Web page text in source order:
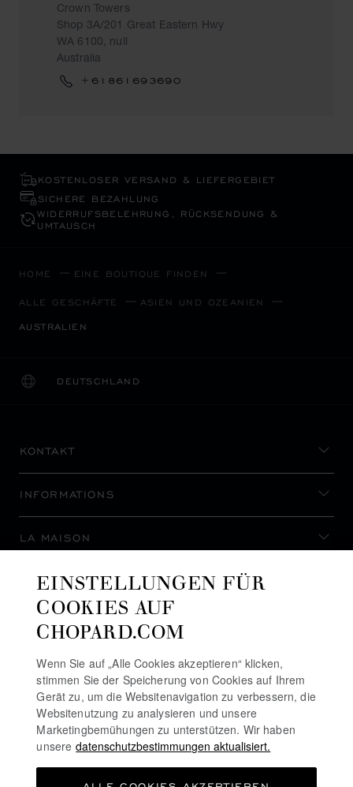
Crown Towers
Shop 3A/201 Great Eastern Hwy
WA 6100, null
Australia
+61861693690
KOSTENLOSER VERSAND & LIEFERGEBIET
SICHERE BEZAHLUNG
WIDERRUFS­BELEHRUNG, RÜCKSENDUNG &
UMTAUSCH
HOME EINE BOUTIQUE FINDEN
ALLE GESCHÄFTE ASIEN UND OZEANIEN
AUSTRALIEN
DEUTSCHLAND
LOKALISIERUNG (LAND ÄNDERN)
LAND ÄNDERN
KONTAKT
INFORMATIONS
LA MAISON
AUF DEM LAUFENDEN BLEIBEN
NEWSLETTER ABONNIEREN
EINSTELLUNGEN FÜR
COOKIES AUF
CHOPARD.COM
Wenn Sie auf „Alle Cookies akzeptieren“ klicken,
stimmen Sie der Speicherung von Cookies auf Ihrem
Gerät zu, um die Websitenavigation zu verbessern, die
Websitenutzung zu analysieren und unsere
Marketingbemühungen zu unterstützen. Wir haben
unsere datenschutzbestimmungen aktualisiert.